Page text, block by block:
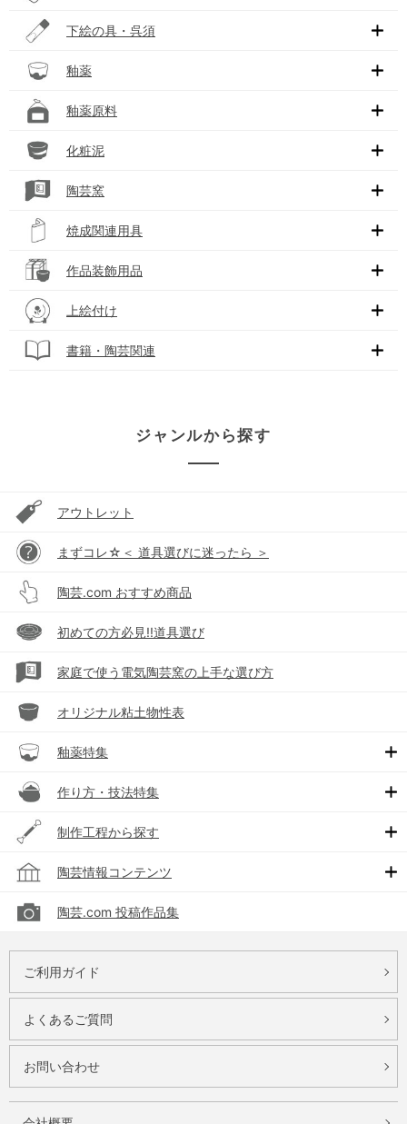
下絵の具・呉須
釉薬
釉薬原料
化粧泥
陶芸窯
焼成関連用具
作品装飾用品
上絵付け
書籍・陶芸関連
ジャンルから探す
アウトレット
まずコレ☆＜ 道具選びに迷ったら ＞
陶芸.com おすすめ商品
初めての方必見!!道具選び
家庭で使う電気陶芸窯の上手な選び方
オリジナル粘土物性表
釉薬特集
作り方・技法特集
制作工程から探す
陶芸情報コンテンツ
陶芸.com 投稿作品集
ご利用ガイド
よくあるご質問
お問い合わせ